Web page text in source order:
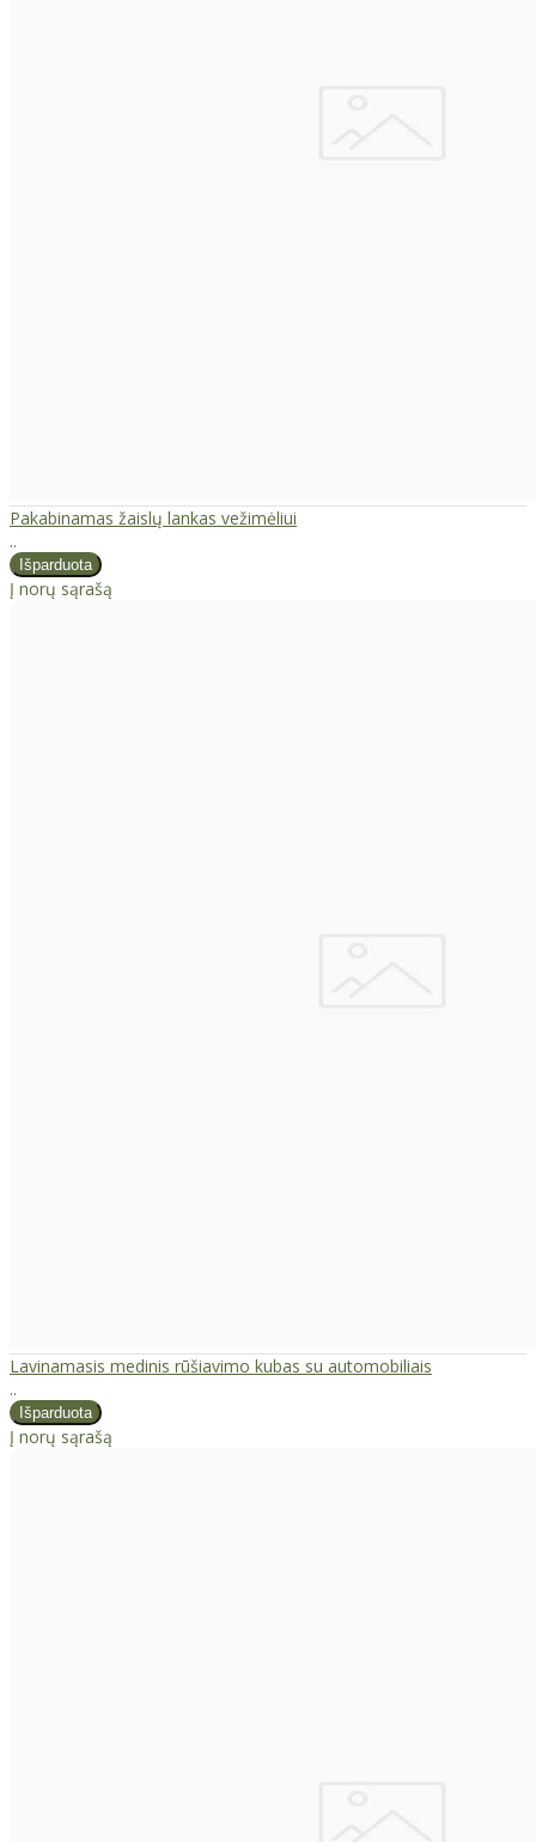
Pakabinamas žaislų lankas vežimėliui
..
Į norų sąrašą
Lavinamasis medinis rūšiavimo kubas su automobiliais
..
Į norų sąrašą